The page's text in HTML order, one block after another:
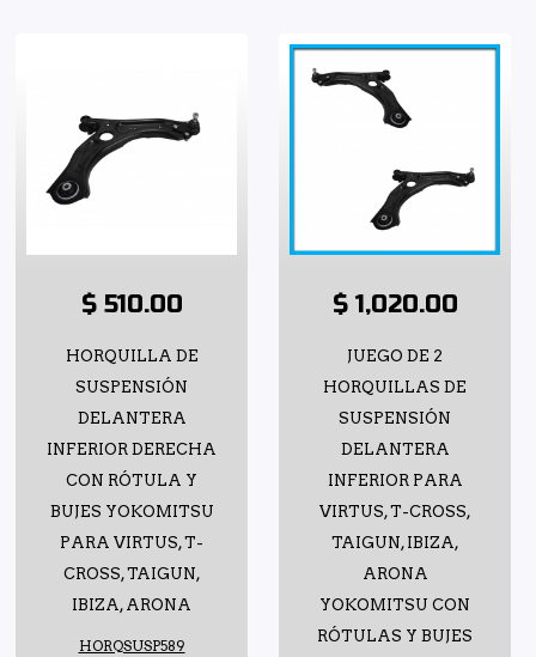
$ 510.00
HORQUILLA DE
SUSPENSIÓN
DELANTERA
INFERIOR DERECHA
CON RÓTULA Y
BUJES YOKOMITSU
PARA VIRTUS, T-
CROSS, TAIGUN,
IBIZA, ARONA
HORQSUSP589
$ 1,020.00
JUEGO DE 2
HORQUILLAS DE
SUSPENSIÓN
DELANTERA
INFERIOR PARA
VIRTUS, T-CROSS,
TAIGUN, IBIZA,
ARONA
YOKOMITSU CON
RÓTULAS Y BUJES